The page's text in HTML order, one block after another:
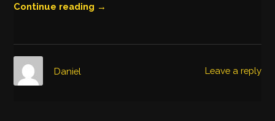
Continue reading →
Leave a reply
Daniel